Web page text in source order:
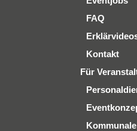
FAQ
Kontakt
Für